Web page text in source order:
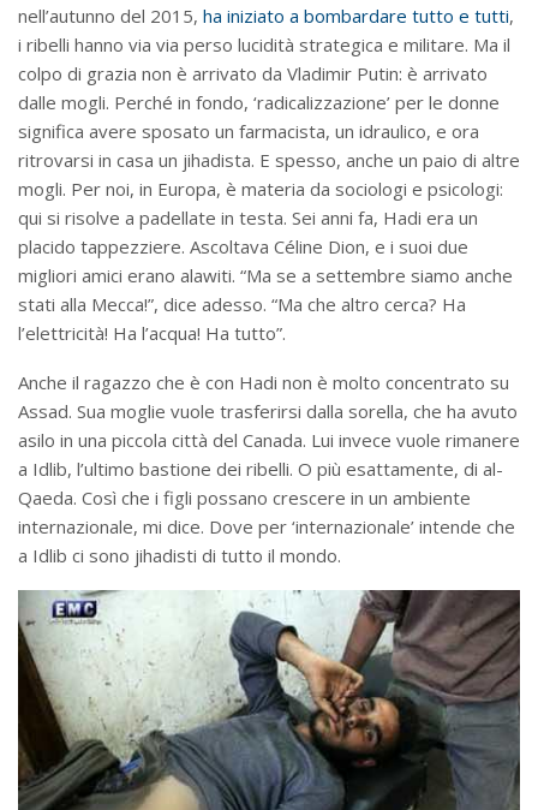
nell’autunno del 2015, ha iniziato a bombardare tutto e tutti,
i ribelli hanno via via perso lucidità strategica e militare. Ma il
colpo di grazia non è arrivato da Vladimir Putin: è arrivato
dalle mogli. Perché in fondo, ‘radicalizzazione’ per le donne
significa avere sposato un farmacista, un idraulico, e ora
ritrovarsi in casa un jihadista. E spesso, anche un paio di altre
mogli. Per noi, in Europa, è materia da sociologi e psicologi:
qui si risolve a padellate in testa. Sei anni fa, Hadi era un
placido tappezziere. Ascoltava Céline Dion, e i suoi due
migliori amici erano alawiti. “Ma se a settembre siamo anche
stati alla Mecca!”, dice adesso. “Ma che altro cerca? Ha
l’elettricità! Ha l’acqua! Ha tutto”.
Anche il ragazzo che è con Hadi non è molto concentrato su
Assad. Sua moglie vuole trasferirsi dalla sorella, che ha avuto
asilo in una piccola città del Canada. Lui invece vuole rimanere
a Idlib, l’ultimo bastione dei ribelli. O più esattamente, di al-
Qaeda. Così che i figli possano crescere in un ambiente
internazionale, mi dice. Dove per ‘internazionale’ intende che
a Idlib ci sono jihadisti di tutto il mondo.